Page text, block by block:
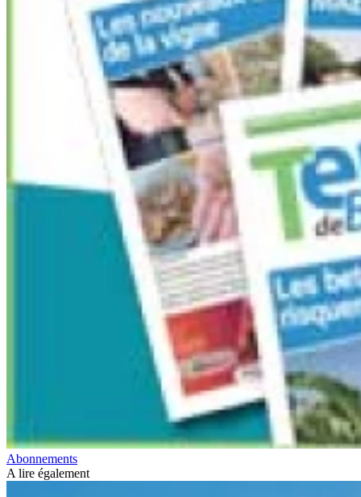
Abonnements
A lire également